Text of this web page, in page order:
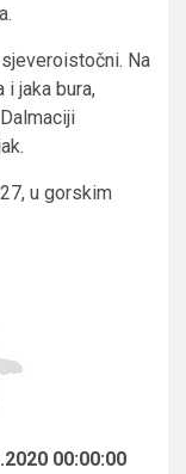
Na
i jaka bura,
u gorskim
00:00:00